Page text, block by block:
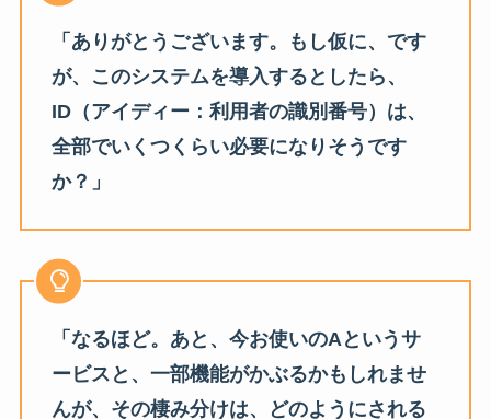
「ありがとうございます。もし仮に、です
が、このシステムを導入するとしたら、
ID（アイディー：利用者の識別番号）は、
全部でいくつくらい必要になりそうです
か？」
「なるほど。あと、今お使いのAというサ
ービスと、一部機能がかぶるかもしれませ
んが、その棲み分けは、どのようにされる